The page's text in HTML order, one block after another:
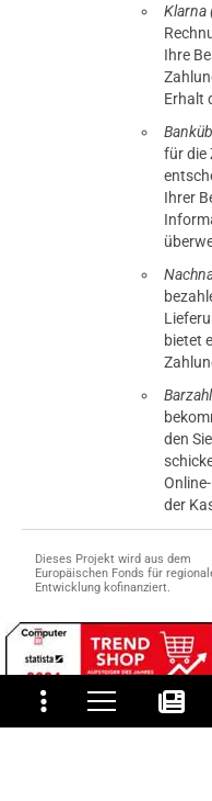
und
Klarna
Ihre
Erhalt
für die
Ihrer
bietet
den
der
Dieses Projekt wird aus dem
Europäischen Fonds für
Entwicklung kofinanziert.
© 2015-